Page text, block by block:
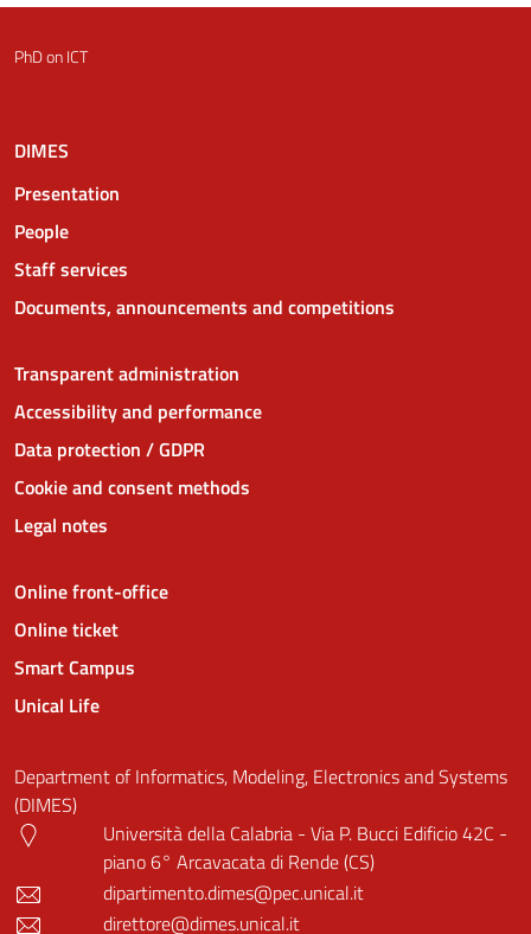
PhD on ICT
DIMES
Presentation
People
Staff services
Documents, announcements and competitions
Transparent administration
Accessibility and performance
Data protection / GDPR
Cookie and consent methods
Legal notes
Online front-office
Online ticket
Smart Campus
Unical Life
Department of Informatics, Modeling, Electronics and Systems
(DIMES)
Università della Calabria - Via P. Bucci Edificio 42C -
piano 6° Arcavacata di Rende (CS)
dipartimento.dimes@pec.unical.it
direttore@dimes.unical.it